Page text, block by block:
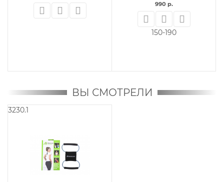
990 р.
150-190
ВЫ СМОТРЕЛИ
3230.1